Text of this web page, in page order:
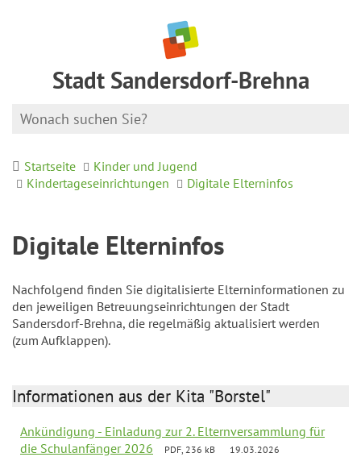
Stadt Sandersdorf-Brehna
Startseite
Kinder und Jugend
Kindertageseinrichtungen
Digitale Elterninfos
Digitale Elterninfos
Nachfolgend finden Sie digitalisierte Elterninformationen zu
den jeweiligen Betreuungseinrichtungen der Stadt
Sandersdorf-Brehna, die regelmäßig aktualisiert werden
(zum Aufklappen).
Informationen aus der Kita "Borstel"
Ankündigung - Einladung zur 2. Elternversammlung für
die Schulanfänger 2026
PDF, 236 kB 19.03.2026